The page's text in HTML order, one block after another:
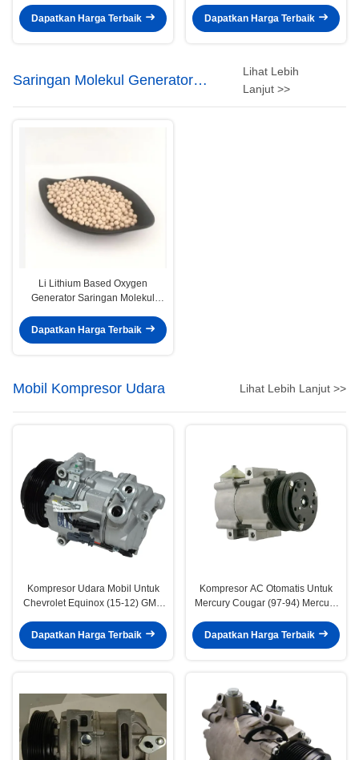
Road On Road
Dapatkan Harga Terbaik
Dapatkan Harga Terbaik
Saringan Molekul Generator
Oksigen
Lihat Lebih
Lanjut >>
Li Lithium Based Oxygen
Generator Saringan Molekul
Medis
Dapatkan Harga Terbaik
Mobil Kompresor Udara Lihat Lebih Lanjut >>
Kompresor Udara Mobil Untuk
Chevrolet Equinox (15-12) GMC
Dapatkan Harga Terbaik
Kompresor AC Otomatis Untuk
Mercury Cougar (97-94) Mercury
19703-AA 4L3Z19703AC
4L3Z19703AA
Dapatkan Harga Terbaik